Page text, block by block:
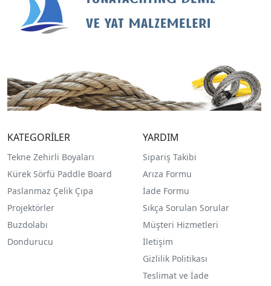
KATEGORİLER
Tekne Zehirli Boyaları
Kürek Sörfü Paddle Board
Paslanmaz Çelik Çıpa
Projektörler
Buzdolabı
Dondurucu
YARDIM
Sipariş Takibi
Arıza Formu
İade Formu
Sıkça Sorulan Sorular
Müşteri Hizmetleri
İletişim
Gizlilik Politikası
Teslimat ve İade